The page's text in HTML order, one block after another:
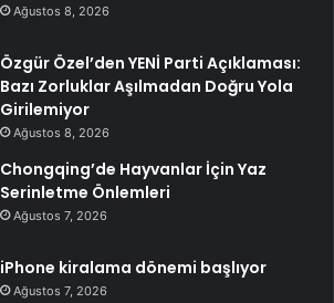
Ağustos 8, 2026
Özgür Özel’den YENİ Parti Açıklaması:
Bazı Zorluklar Aşılmadan Doğru Yola
Girilemiyor
Ağustos 8, 2026
Chongqing’de Hayvanlar İçin Yaz
Serinletme Önlemleri
Ağustos 7, 2026
iPhone kiralama dönemi başlıyor
Ağustos 7, 2026